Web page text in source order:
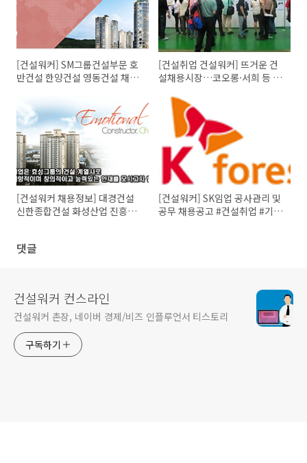
[건설워커] SM그룹건설부문 호
반건설 한양건설 영동건설 채용
[건설취업 건설워커] 뜨거운 건
설채용시장…코오롱·서희 등 중
[건설워커 채용정보] 대경건설
신한종합건설 화성산업 진흥기
[건설워커] SK임업 공사관리 및
공무 채용공고 #건설취업 #기술
댓글
건설워커 컨스라인
건설워커 촌장, 네이버 경제/비즈 인플루언서 티스토리
구독하기